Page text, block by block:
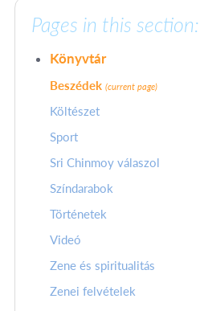
Pages in this section:
Könyvtár
Beszédek (current page)
Költészet
Sport
Sri Chinmoy válaszol
Színdarabok
Történetek
Videó
Zene és spiritualitás
Zenei felvételek